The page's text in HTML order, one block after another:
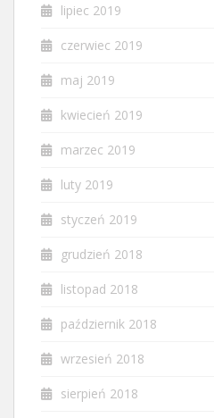
lipiec 2019
czerwiec 2019
maj 2019
kwiecień 2019
marzec 2019
luty 2019
styczeń 2019
grudzień 2018
listopad 2018
październik 2018
wrzesień 2018
sierpień 2018